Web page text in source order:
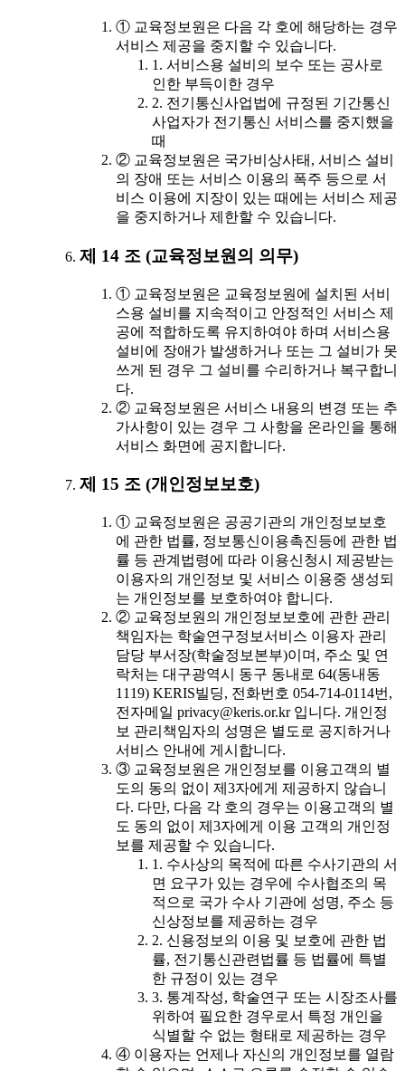
① 교육정보원은 다음 각 호에 해당하는 경우
서비스 제공을 중지할 수 있습니다.
1. 서비스용 설비의 보수 또는 공사로
인한 부득이한 경우
2. 전기통신사업법에 규정된 기간통신
사업자가 전기통신 서비스를 중지했을
때
② 교육정보원은 국가비상사태, 서비스 설비
의 장애 또는 서비스 이용의 폭주 등으로 서
비스 이용에 지장이 있는 때에는 서비스 제공
을 중지하거나 제한할 수 있습니다.
제 14 조 (교육정보원의 의무)
① 교육정보원은 교육정보원에 설치된 서비
스용 설비를 지속적이고 안정적인 서비스 제
공에 적합하도록 유지하여야 하며 서비스용
설비에 장애가 발생하거나 또는 그 설비가 못
쓰게 된 경우 그 설비를 수리하거나 복구합니
다.
② 교육정보원은 서비스 내용의 변경 또는 추
가사항이 있는 경우 그 사항을 온라인을 통해
서비스 화면에 공지합니다.
제 15 조 (개인정보보호)
① 교육정보원은 공공기관의 개인정보보호
에 관한 법률, 정보통신이용촉진등에 관한 법
률 등 관계법령에 따라 이용신청시 제공받는
이용자의 개인정보 및 서비스 이용중 생성되
는 개인정보를 보호하여야 합니다.
② 교육정보원의 개인정보보호에 관한 관리
책임자는 학술연구정보서비스 이용자 관리
담당 부서장(학술정보본부)이며, 주소 및 연
락처는 대구광역시 동구 동내로 64(동내동
1119) KERIS빌딩, 전화번호 054-714-0114번,
전자메일 privacy@keris.or.kr 입니다. 개인정
보 관리책임자의 성명은 별도로 공지하거나
서비스 안내에 게시합니다.
③ 교육정보원은 개인정보를 이용고객의 별
도의 동의 없이 제3자에게 제공하지 않습니
다. 다만, 다음 각 호의 경우는 이용고객의 별
도 동의 없이 제3자에게 이용 고객의 개인정
보를 제공할 수 있습니다.
1. 수사상의 목적에 따른 수사기관의 서
면 요구가 있는 경우에 수사협조의 목
적으로 국가 수사 기관에 성명, 주소 등
신상정보를 제공하는 경우
2. 신용정보의 이용 및 보호에 관한 법
률, 전기통신관련법률 등 법률에 특별
한 규정이 있는 경우
3. 통계작성, 학술연구 또는 시장조사를
위하여 필요한 경우로서 특정 개인을
식별할 수 없는 형태로 제공하는 경우
④ 이용자는 언제나 자신의 개인정보를 열람